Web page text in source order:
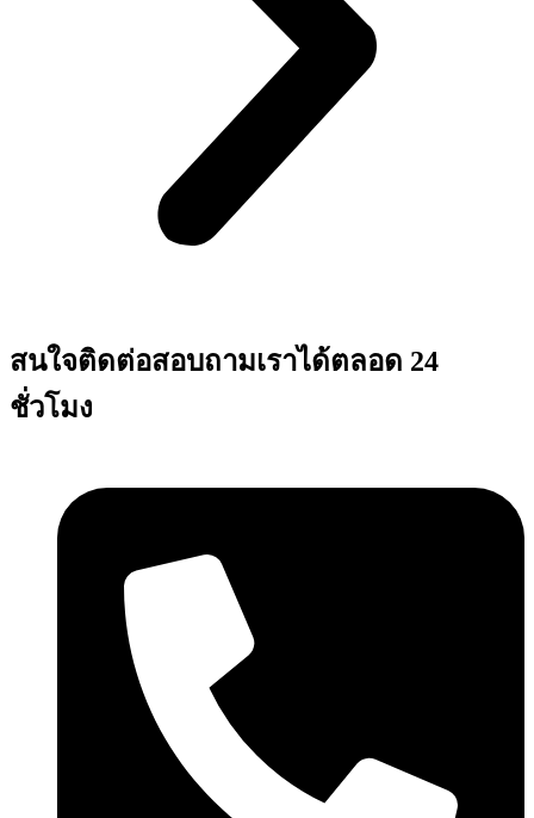
สนใจติดต่อสอบถามเราได้ตลอด 24
ชั่วโมง